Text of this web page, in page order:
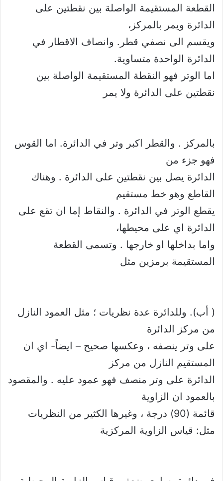
القطعة المستقيمة الواصلة بين نقطتين على
الدائرة ويمر بالمركز،
ويقسم الى نصفي قطر. وانصاف الاقطار في
الدائرة الواحدة متساوية.
اما الوتر فهو النقطة المستقيمة الواصلة بين
نقطتين على الدائرة ولا يمر
بالمركز . والقطر اكبر وتر في الدائرة. اما القوس
فهو جزء من
الدائرة يصل بين نقطتين على الدائرة . وهناك
القاطع وهو خط مستقيم
يقطع الوتر في الدائرة . والنقاط إما ان تقع على
الدائرة اي على محيطها،
واما بداخلها او خارجها . وتسمى القطعة
المستقيمة برمزين مثل
( أب). وللدائرة عدة نظريات ؛ مثل العمود النازل
من مركز الدائرة
على وتر ينصفه ، وعكسها صحيح – ايضاً- اي ان
المستقيم النازل من مركز
الدائرة على وتر منصف فهو عمود عليه . والمقصود
بالعمود ان الزاوية
قائمة (90) درجة ، وغيرها الكثير من النظريات
مثل: قياس الزاوية المركزية